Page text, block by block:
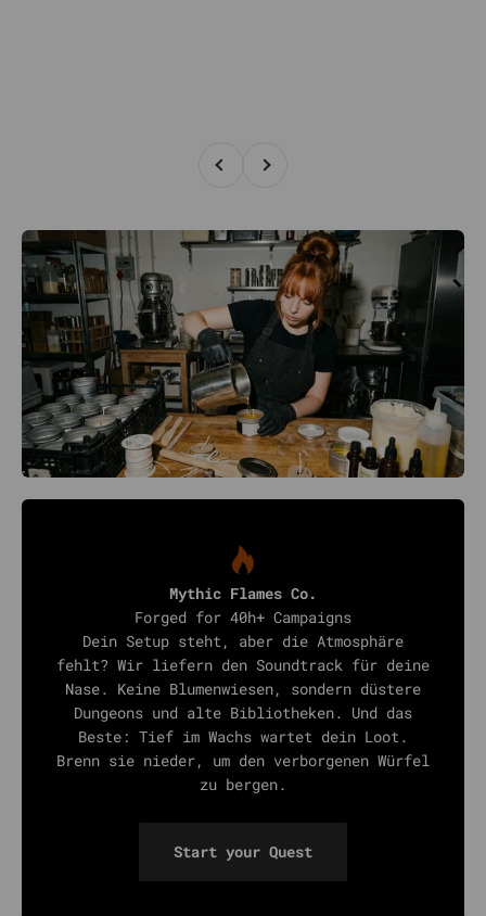
Zurück Vor
Mythic Flames Co.
Forged for 40h+ Campaigns
Dein Setup steht, aber die Atmosphäre
fehlt? Wir liefern den Soundtrack für deine
Nase. Keine Blumenwiesen, sondern düstere
Dungeons und alte Bibliotheken. Und das
Beste: Tief im Wachs wartet dein Loot.
Brenn sie nieder, um den verborgenen Würfel
zu bergen.
Start your Quest